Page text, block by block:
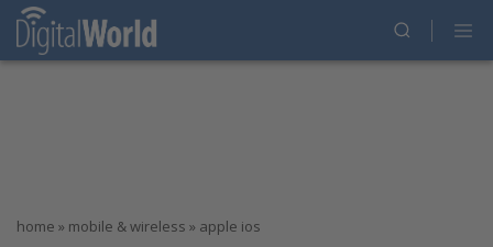
home » mobile & wireless » apple ios